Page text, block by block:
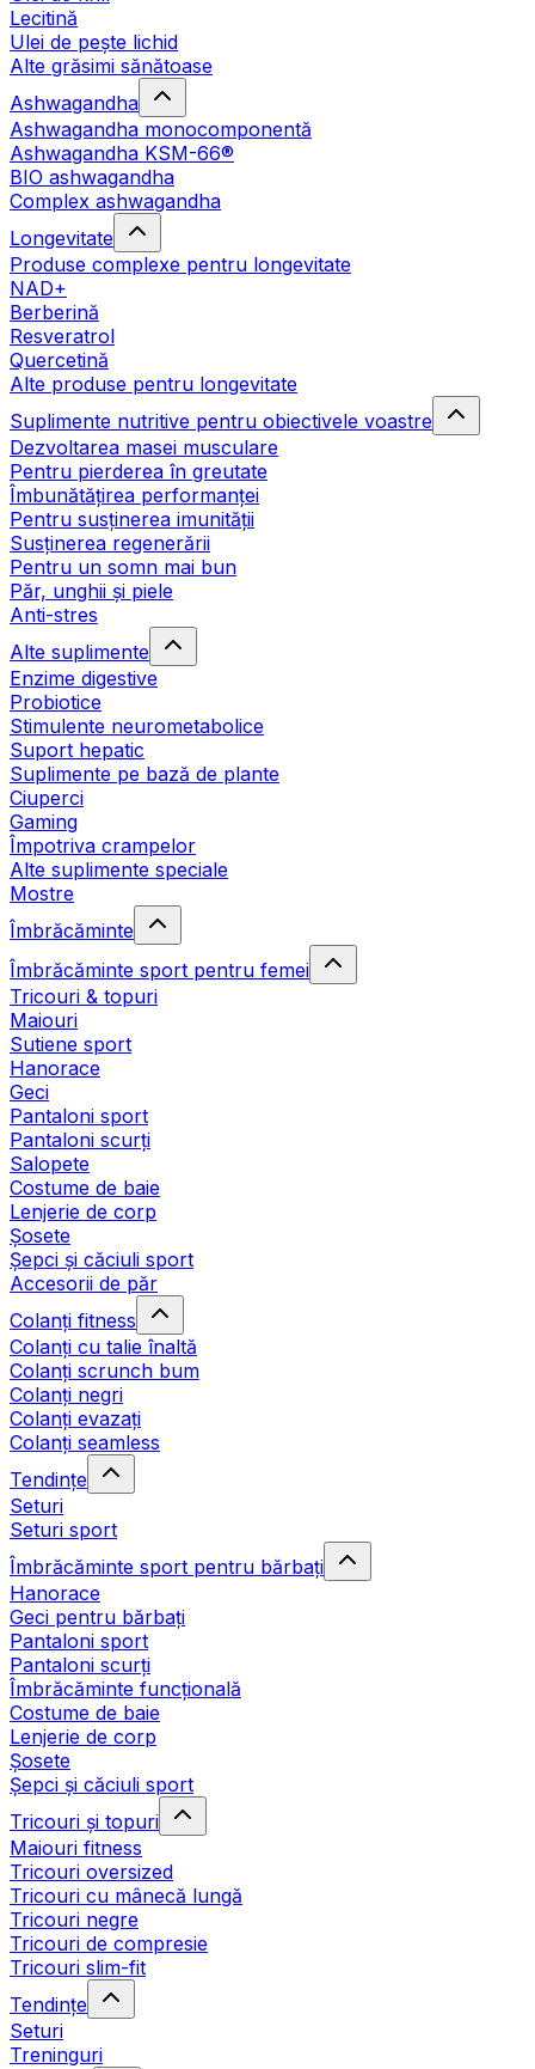
Lecitină
Ulei de pește lichid
Alte grăsimi sănătoase
Ashwagandha
Ashwagandha monocomponentă
Ashwagandha KSM-66®
BIO ashwagandha
Complex ashwagandha
Longevitate
Produse complexe pentru longevitate
NAD+
Berberină
Resveratrol
Quercetină
Alte produse pentru longevitate
Suplimente nutritive pentru obiectivele voastre
Dezvoltarea masei musculare
Pentru pierderea în greutate
Îmbunătățirea performanței
Pentru susținerea imunității
Susținerea regenerării
Pentru un somn mai bun
Păr, unghii și piele
Anti-stres
Alte suplimente
Enzime digestive
Probiotice
Stimulente neurometabolice
Suport hepatic
Suplimente pe bază de plante
Ciuperci
Gaming
Împotriva crampelor
Alte suplimente speciale
Mostre
Îmbrăcăminte
Îmbrăcăminte sport pentru femei
Tricouri & topuri
Maiouri
Sutiene sport
Hanorace
Geci
Pantaloni sport
Pantaloni scurți
Salopete
Costume de baie
Lenjerie de corp
Șosete
Șepci și căciuli sport
Accesorii de păr
Colanți fitness
Colanți cu talie înaltă
Colanți scrunch bum
Colanți negri
Colanți evazați
Colanți seamless
Tendințe
Seturi
Seturi sport
Îmbrăcăminte sport pentru bărbați
Hanorace
Geci pentru bărbați
Pantaloni sport
Pantaloni scurți
Îmbrăcăminte funcțională
Costume de baie
Lenjerie de corp
Șosete
Șepci și căciuli sport
Tricouri și topuri
Maiouri fitness
Tricouri oversized
Tricouri cu mânecă lungă
Tricouri negre
Tricouri de compresie
Tricouri slim-fit
Tendințe
Seturi
Treninguri